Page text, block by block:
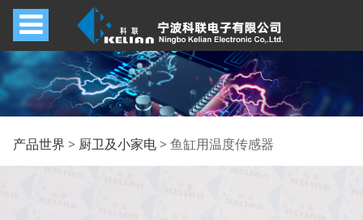
鱼缸用温度传感器
产品世界 > 厨卫及小家电> 鱼缸用温度传感器